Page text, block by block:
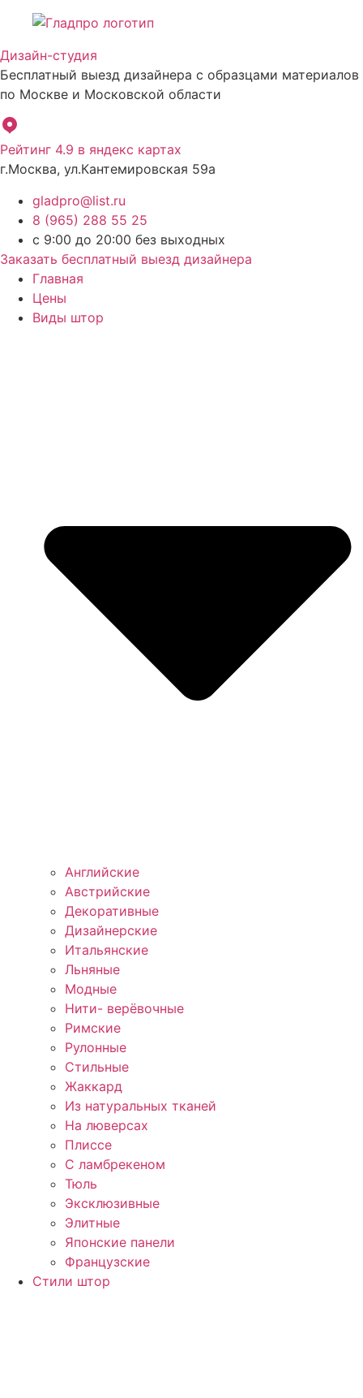
Перейти
содержимому
Дизайн-студия
Бесплатный выезд дизайнера с образцами материалов
по Москве и Московской области
Рейтинг 4.9 в яндекс картах
г.Москва, ул.Кантемировская 59а
gladpro@list.ru
8 (965) 288 55 25
с 9:00 до 20:00 без выходных
Заказать бесплатный выезд дизайнера
Главная
Цены
Виды штор
Английские
Австрийские
Декоративные
Дизайнерские
Итальянские
Льняные
Модные
Нити- верёвочные
Римские
Рулонные
Стильные
Жаккард
Из натуральных тканей
На люверсах
Плиссе
С ламбрекеном
Тюль
Эксклюзивные
Элитные
Японские панели
Французские
Стили штор